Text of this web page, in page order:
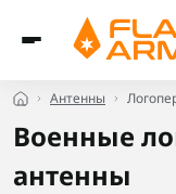
Антенны
Военные
антенны